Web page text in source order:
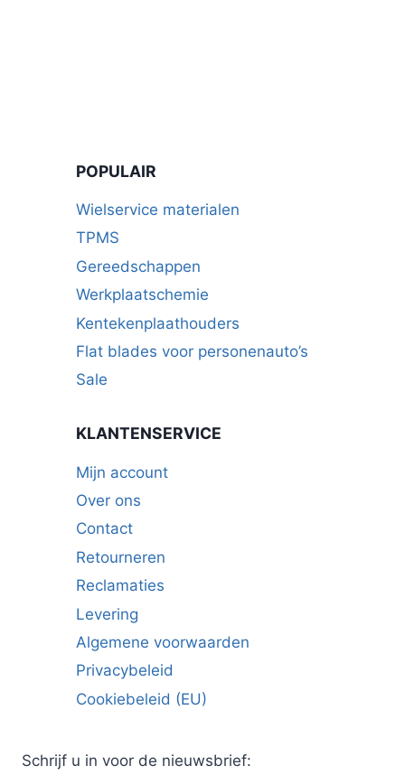
POPULAIR
Wielservice materialen
TPMS
Gereedschappen
Werkplaatschemie
Kentekenplaathouders
Flat blades voor personenauto’s
Sale
KLANTENSERVICE
Mijn account
Over ons
Contact
Retourneren
Reclamaties
Levering
Algemene voorwaarden
Privacybeleid
Cookiebeleid (EU)
Schrijf u in voor de nieuwsbrief: